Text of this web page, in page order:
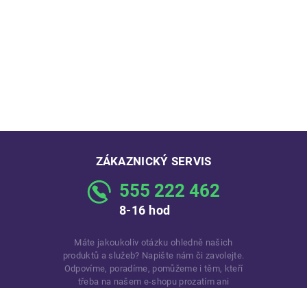
ZÁKAZNICKÝ SERVIS
555 222 462
8-16 hod
Máte jakoukoliv otázku ohledně našich
produktů a služeb? Napište nám či zavolejte.
Odpovíme, poradíme, pomůžeme i těm, kteří
třeba na našem e-shopu prozatím ani